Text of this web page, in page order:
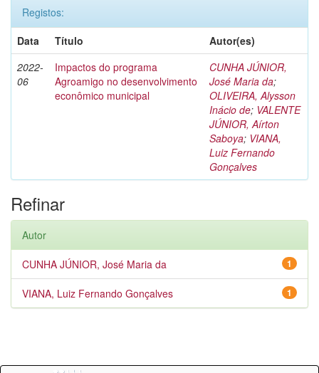
Registos:
Data
Título
Autor(es)
2022-
06
Impactos do programa
Agroamigo no desenvolvimento
econômico municipal
CUNHA JÚNIOR,
José Maria da;
OLIVEIRA, Alysson
Inácio de; VALENTE
JÚNIOR, Aírton
Saboya; VIANA,
Luiz Fernando
Gonçalves
Refinar
Autor
1
CUNHA JÚNIOR, José Maria da
1
VIANA, Luiz Fernando Gonçalves